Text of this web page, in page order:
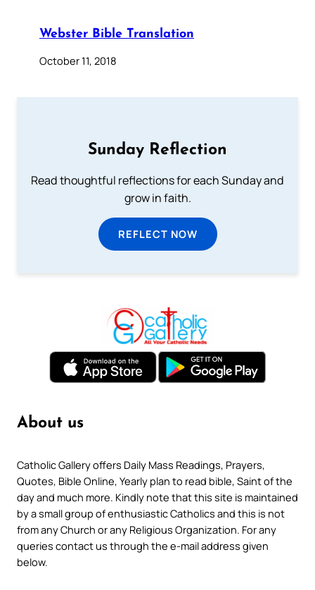
Webster Bible Translation
October 11, 2018
Sunday Reflection
Read thoughtful reflections for each Sunday and
grow in faith.
REFLECT NOW
About us
Catholic Gallery offers Daily Mass Readings, Prayers,
Quotes, Bible Online, Yearly plan to read bible, Saint of the
day and much more. Kindly note that this site is maintained
by a small group of enthusiastic Catholics and this is not
from any Church or any Religious Organization. For any
queries contact us through the e-mail address given
below.